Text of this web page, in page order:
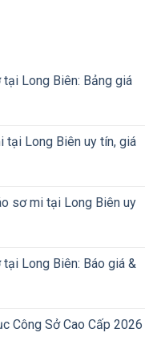
Long Biên: Bảng giá
tại Long Biên uy tín, giá
sơ mi tại Long Biên uy
Long Biên: Báo giá &
Công Sở Cao Cấp 2026